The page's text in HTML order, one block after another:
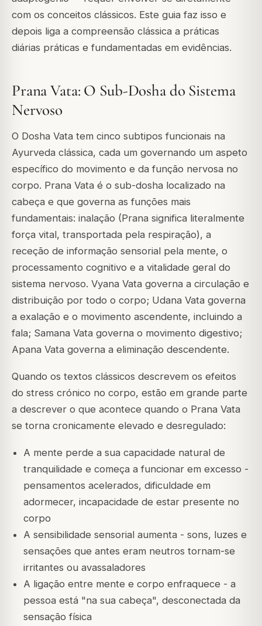
com os conceitos clássicos. Este guia faz isso e
depois liga a compreensão clássica a práticas
diárias práticas e fundamentadas em evidências.
Prana Vata: O Sub-Dosha do Sistema
Nervoso
O Dosha Vata tem cinco subtipos funcionais na
Ayurveda clássica, cada um governando um aspeto
específico do movimento e da função nervosa no
corpo. Prana Vata é o sub-dosha localizado na
cabeça e que governa as funções mais
fundamentais: inalação (Prana significa literalmente
força vital, transportada pela respiração), a
receção de informação sensorial pela mente, o
processamento cognitivo e a vitalidade geral do
sistema nervoso. Vyana Vata governa a circulação e
distribuição por todo o corpo; Udana Vata governa
a exalação e o movimento ascendente, incluindo a
fala; Samana Vata governa o movimento digestivo;
Apana Vata governa a eliminação descendente.
Quando os textos clássicos descrevem os efeitos
do stress crónico no corpo, estão em grande parte
a descrever o que acontece quando o Prana Vata
se torna cronicamente elevado e desregulado:
A mente perde a sua capacidade natural de
tranquilidade e começa a funcionar em excesso -
pensamentos acelerados, dificuldade em
adormecer, incapacidade de estar presente no
corpo
A sensibilidade sensorial aumenta - sons, luzes e
sensações que antes eram neutros tornam-se
irritantes ou avassaladores
A ligação entre mente e corpo enfraquece - a
pessoa está "na sua cabeça", desconectada da
sensação física